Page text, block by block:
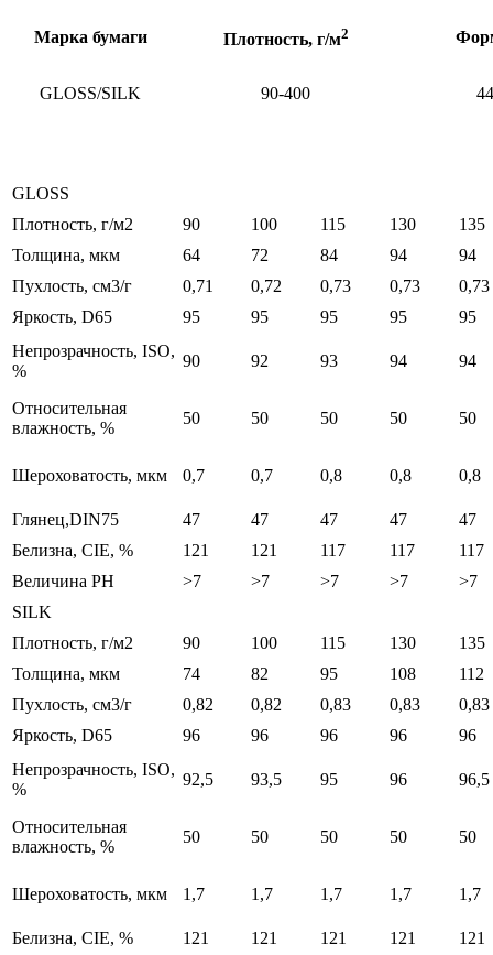
Марка бумаги Плотность, г/м2
GLOSS/SILK 90-400
GLOSS
Плотность, г/м2
90 100 115 130
135
Толщина, мкм
64 72 84 94
94
Пухлость, см3/г
0,71 0,72 0,73 0,73
0,73
Яркость, D65
95 95 95 95
95
Непрозрачность, ISO,
%
90 92 93 94 94
Относительная
влажность, %
50 50 50 50 50
Шероховатость, мкм 0,7 0,7 0,8 0,8 0,8
Глянец,DIN75 47 47 47 47
47
Белизна, CIE, %
121 121 117 117
117
Величина PH
>7 >7 >7 >7
>7
SILK
Плотность, г/м2
90 100 115 130
135
Толщина, мкм
74 82 95 108
112
Пухлость, см3/г
0,82 0,82 0,83 0,83
0,83
Яркость, D65
96 96 96 96
96
Непрозрачность, ISO,
%
92,5 93,5 95 96 96,5
Относительная
влажность, %
50 50 50 50 50
Шероховатость, мкм 1,7 1,7 1,7 1,7 1,7
Белизна, CIE, % 121 121 121 121
121